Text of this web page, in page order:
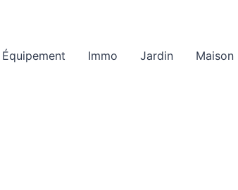
Équipement Immo Jardin Maison